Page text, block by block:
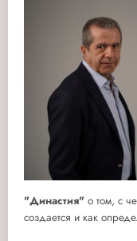
"Династия" о том, с
создается и как